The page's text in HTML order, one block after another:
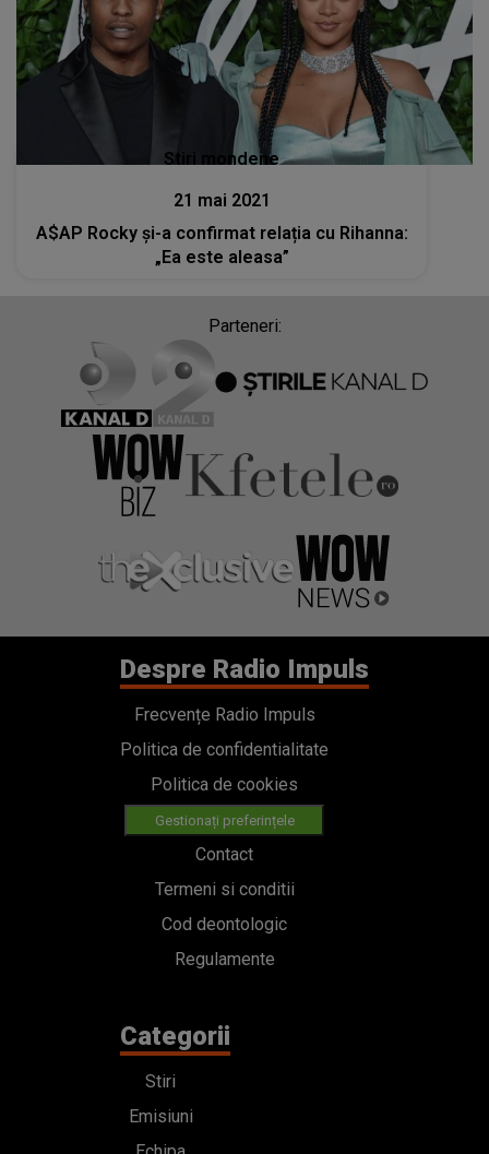
Stiri mondene
21 mai 2021
A$AP Rocky și-a confirmat relația cu Rihanna:
„Ea este aleasa”
Parteneri:
Despre Radio Impuls
Frecvențe Radio Impuls
Politica de confidentialitate
Politica de cookies
Gestionați preferințele
Contact
Termeni si conditii
Cod deontologic
Regulamente
Categorii
Stiri
Emisiuni